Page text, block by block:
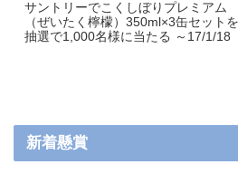
サントリーでこくしぼりプレミアム
（ぜいたく檸檬）350ml×3缶セットを
抽選で1,000名様に当たる ～17/1/18
新着懸賞